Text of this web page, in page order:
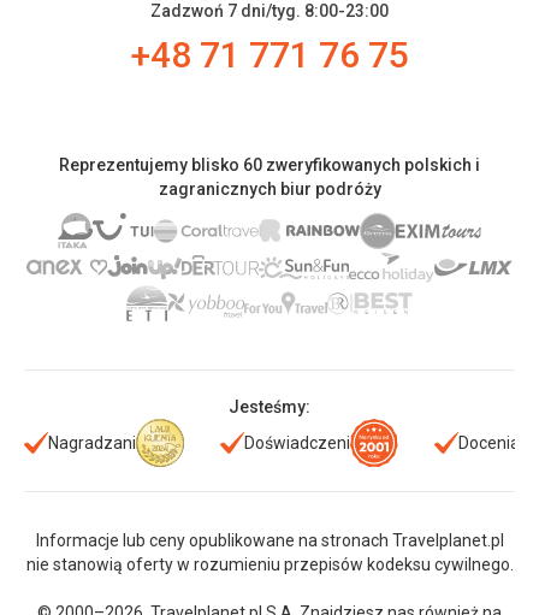
Zadzwoń 7 dni/tyg. 8:00-23:00
+48 71 771 76 75
Reprezentujemy blisko 60 zweryfikowanych polskich i
zagranicznych biur podróży
Jesteśmy:
Nagradzani
Doświadczeni Doceniani
Informacje lub ceny opublikowane na stronach Travelplanet.pl
nie stanowią oferty w rozumieniu przepisów kodeksu cywilnego.